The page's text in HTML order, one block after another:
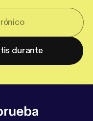
durante